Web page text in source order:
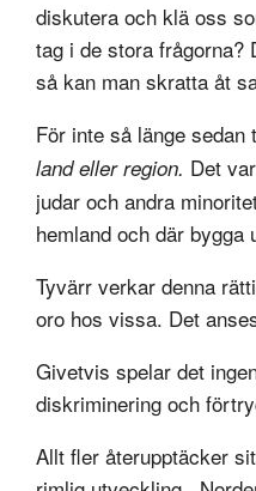
diskutera och klä oss
tag i de stora
så kan man skratta åt
För inte så länge
land eller region. Det
judar och andra
hemland och där
Tyvärr verkar denna
oro hos vissa. Det
Givetvis spelar det
diskriminering och
Allt fler återupptäcker